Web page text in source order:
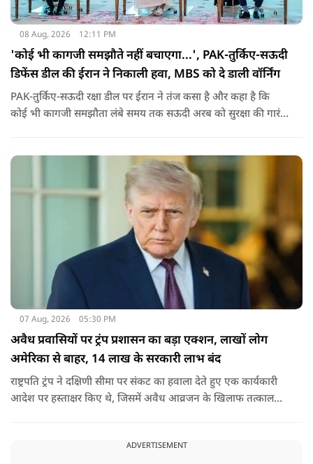
08 Aug, 2026 12:11 PM
'कोई भी कागजी समझौते नहीं बचाएगा...', PAK-तुर्किए-सऊदी
डिफेंस डील की ईरान ने निकाली हवा, MBS को दे डाली वॉर्निंग
PAK-तुर्किए-सऊदी रक्षा डील पर ईरान ने तंज कसा है और कहा है कि
कोई भी कागजी समझौता लंबे समय तक सऊदी अरब को सुरक्षा की गारंटी
07 Aug, 2026 05:30 PM
अवैध प्रवासियों पर ट्रंप प्रशासन का बड़ा एक्शन, लाखों लोग
अमेरिका से बाहर, 14 लाख के सरकारी लाभ बंद
राष्ट्रपति ट्रंप ने दक्षिणी सीमा पर संकट का हवाला देते हुए एक कार्यकारी
आदेश पर हस्ताक्षर किए थे, जिसमें अवैध आव्रजन के खिलाफ तत्काल
ADVERTISEMENT